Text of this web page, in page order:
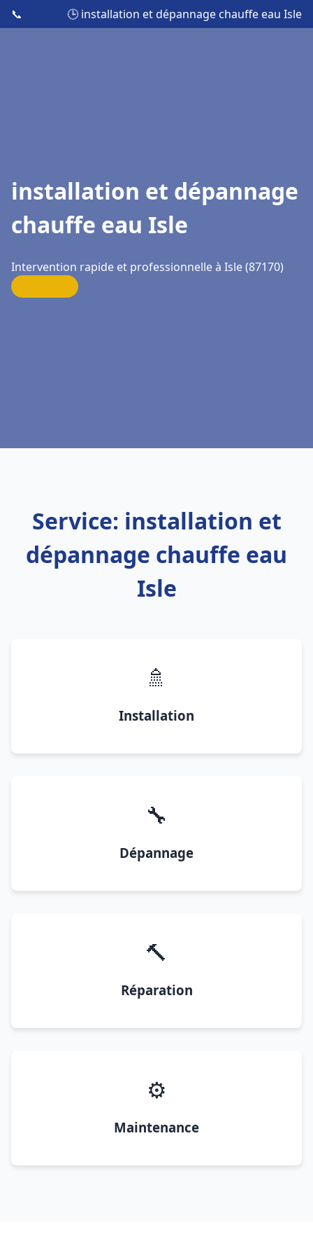
📞 🕒 installation et dépannage chauffe eau Isle
installation et dépannage
chauffe eau Isle
Intervention rapide et professionnelle à Isle (87170)
Service: installation et
dépannage chauffe eau
Isle
🚿
Installation
🔧
Dépannage
🔨
Réparation
⚙️
Maintenance